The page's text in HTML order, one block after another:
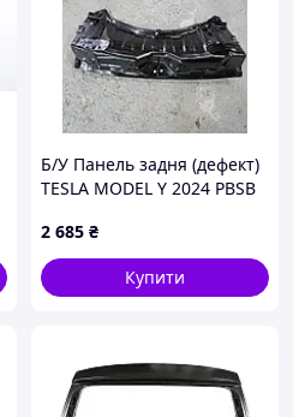
Б/У Панель задня (дефект)
TESLA MODEL Y 2024 PBSB
2 685 ₴
Купити